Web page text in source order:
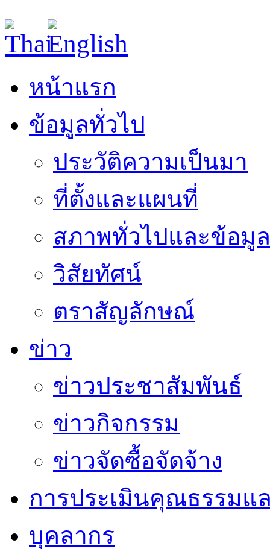
หน้าแรก
ข้อมูลทั่วไป
ประวัติความเป็นมา
ที่ตั้งและแผนที่
สภาพทั่วไปและข้อมู
วิสัยทัศน์
ตราสัญลักษณ์
ข่าว
ข่าวประชาสัมพันธ์
ข่าวกิจกรรม
ข่าวจัดซื้อจัดจ้าง
การประเมินคุณธรรมแ
บุคลากร